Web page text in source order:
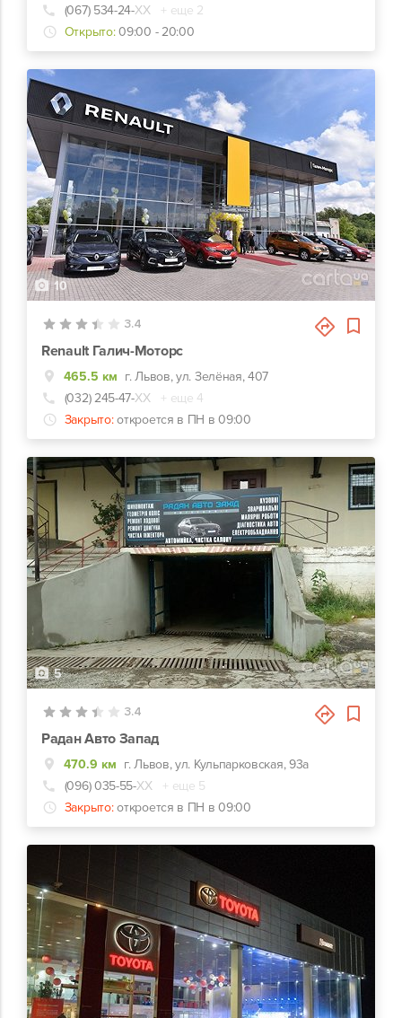
(067) 534-24-ХХ
+ еще 2
Открыто: 09:00 - 20:00
10
3.4
Renault Галич-Моторс
465.5 км г. Львов, ул. Зелёная, 407
(032) 245-47-ХХ
+ еще 4
Закрыто: откроется в ПН в 09:00
5
3.4
Радан Авто Запад
470.9 км г. Львов, ул. Кульпарковская, 93а
(096) 035-55-ХХ
+ еще 5
Закрыто: откроется в ПН в 09:00